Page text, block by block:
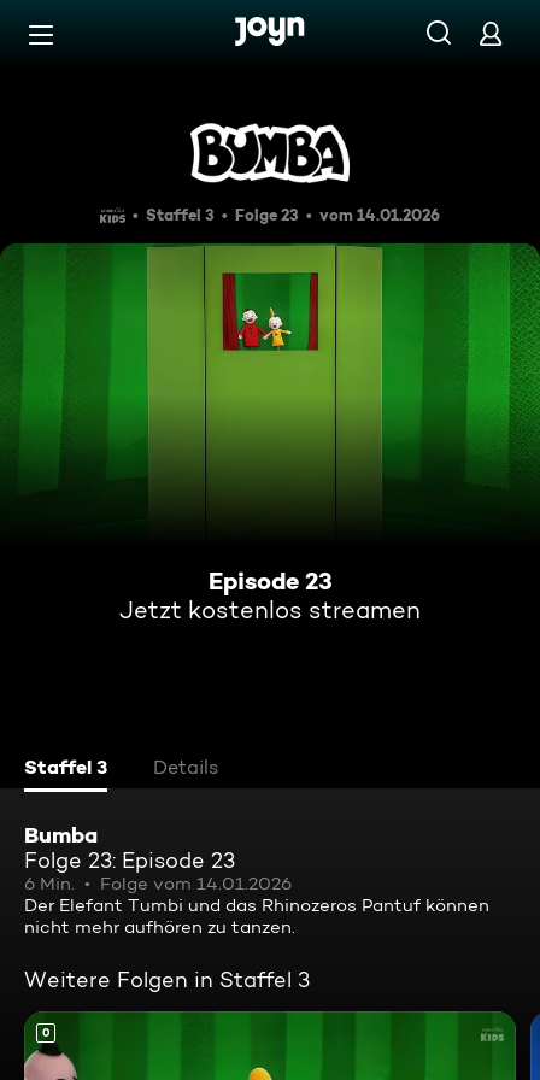
Zum Inhalt springen
Episode 23
Staffel 3 Folge 23 vom 14.01.2026
Episode 23
Jetzt kostenlos streamen
Staffel 3 Details
Bumba
Folge 23: Episode 23
6 Min.
Folge vom 14.01.2026
Der Elefant Tumbi und das Rhinozeros Pantuf können
nicht mehr aufhören zu tanzen.
Weitere Folgen in Staffel 3
0